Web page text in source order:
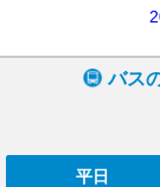
バス
平日